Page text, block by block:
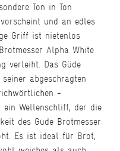
Ton in Ton
und an edles
Griff ist nietenlos
Alpha White
verleiht. Das Güde
abgeschrägten
-
Wellenschliff, der die
des Güde Brotmesser
Es ist ideal für Brot,